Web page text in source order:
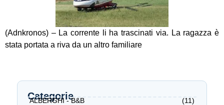
(Adnkronos) – La corrente li ha trascinati via. La ragazza è
stata portata a riva da un altro familiare
Categorie
ALBERGHI - B&B
(11)